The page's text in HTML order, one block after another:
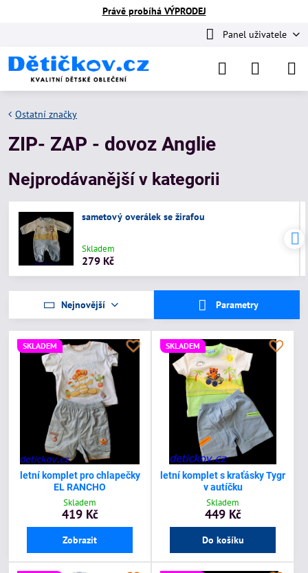
Právě probíhá VÝPRODEJ
Panel uživatele
Ostatní značky
ZIP- ZAP - dovoz Anglie
Nejprodávanější v kategorii
sametový overálek se žirafou
Skladem
279 Kč
Nejnovější Parametry
SKLADEM
letní komplet pro chlapečky
EL RANCHO
Skladem
419 Kč
Zobrazit
SKLADEM
letní komplet s kraťásky Tygr
v autíčku
Skladem
449 Kč
Do košíku